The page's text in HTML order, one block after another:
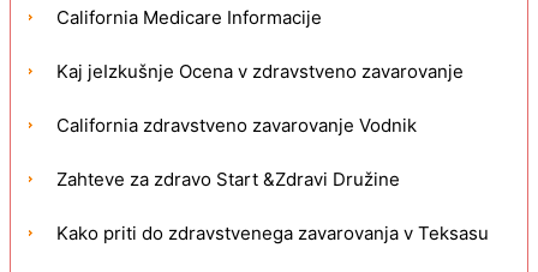
California Medicare Informacije
Kaj jeIzkušnje Ocena v zdravstveno zavarovanje
California zdravstveno zavarovanje Vodnik
Zahteve za zdravo Start &Zdravi Družine
Kako priti do zdravstvenega zavarovanja v Teksasu